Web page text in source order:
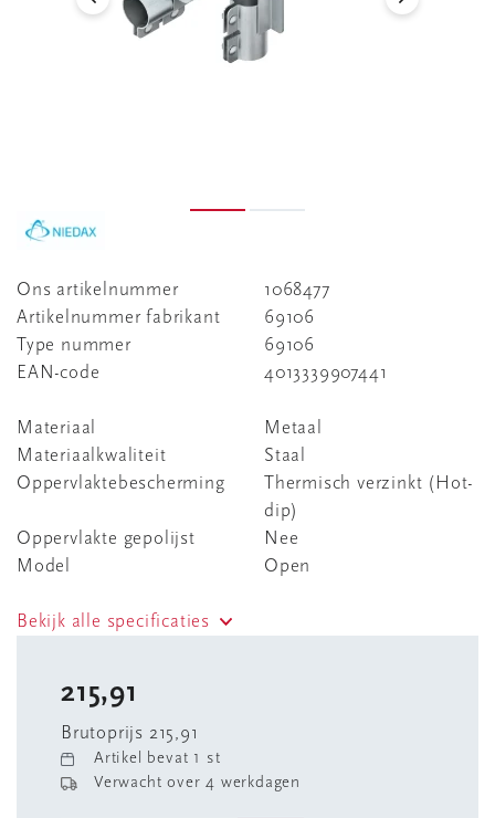
Ons artikelnummer
1068477
Artikelnummer fabrikant
69106
Type nummer
69106
EAN-code
4013339907441
Materiaal
Metaal
Materiaalkwaliteit
Staal
Oppervlaktebescherming
Thermisch verzinkt (Hot-
dip)
Oppervlakte gepolijst
Nee
Model
Open
Bekijk alle specificaties
215,91
Brutoprijs 215,91
Artikel bevat 1 st
Verwacht over 4 werkdagen